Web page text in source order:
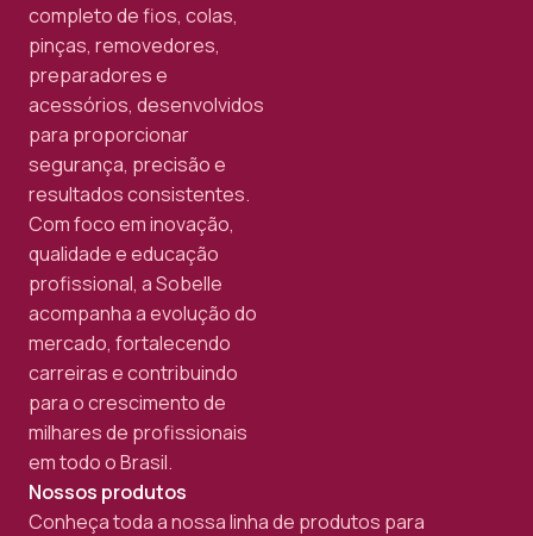
completo de fios, colas,
pinças, removedores,
preparadores e
acessórios, desenvolvidos
para proporcionar
segurança, precisão e
resultados consistentes.
Com foco em inovação,
qualidade e educação
profissional, a Sobelle
acompanha a evolução do
mercado, fortalecendo
carreiras e contribuindo
para o crescimento de
milhares de profissionais
em todo o Brasil.
Nossos produtos
Conheça toda a nossa linha de produtos para